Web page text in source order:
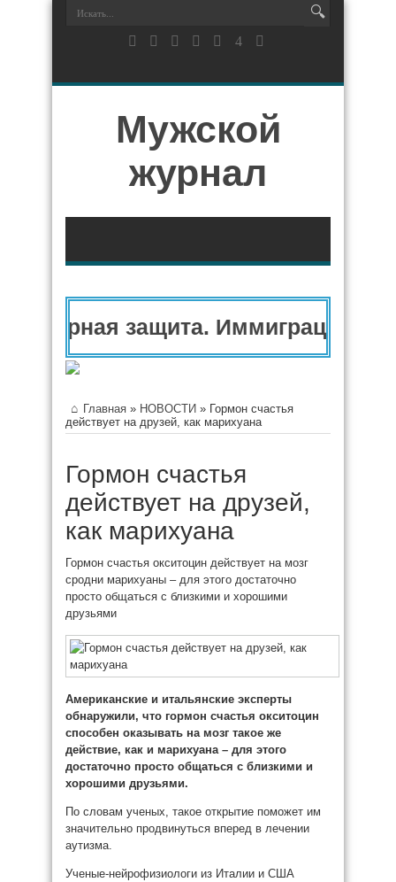
Мужской
журнал
защита.
Главная » НОВОСТИ » Гормон счастья
действует на друзей, как марихуана
Гормон счастья
действует на друзей,
как марихуана
Гормон счастья окситоцин действует на мозг
сродни марихуаны – для этого достаточно
просто общаться с близкими и хорошими
друзьями
Американские и итальянские эксперты
обнаружили, что гормон счастья окситоцин
способен оказывать на мозг такое же
действие, как и марихуана – для этого
достаточно просто общаться с близкими и
хорошими друзьями.
По словам ученых, такое открытие поможет им
значительно продвинуться вперед в лечении
аутизма.
Ученые-нейрофизиологи из Италии и США